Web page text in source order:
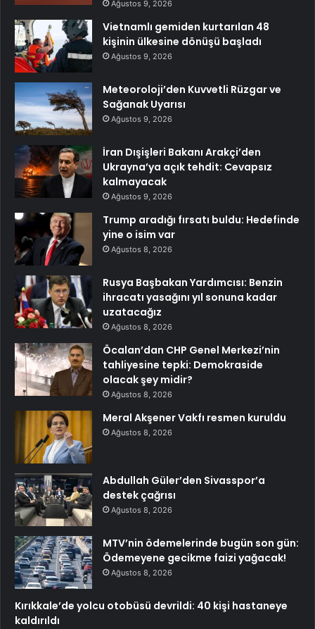
Ağustos 9, 2026
Vietnamlı gemiden kurtarılan 48
kişinin ülkesine dönüşü başladı
Ağustos 9, 2026
Meteoroloji’den Kuvvetli Rüzgar ve
Sağanak Uyarısı
Ağustos 9, 2026
İran Dışişleri Bakanı Arakçi’den
Ukrayna’ya açık tehdit: Cevapsız
kalmayacak
Ağustos 9, 2026
Trump aradığı fırsatı buldu: Hedefinde
yine o isim var
Ağustos 8, 2026
Rusya Başbakan Yardımcısı: Benzin
ihracatı yasağını yıl sonuna kadar
uzatacağız
Ağustos 8, 2026
Öcalan’dan CHP Genel Merkezi’nin
tahliyesine tepki: Demokraside
olacak şey midir?
Ağustos 8, 2026
Meral Akşener Vakfı resmen kuruldu
Ağustos 8, 2026
Abdullah Güler’den Sivasspor’a
destek çağrısı
Ağustos 8, 2026
MTV’nin ödemelerinde bugün son gün:
Ödemeyene gecikme faizi yağacak!
Ağustos 8, 2026
Kırıkkale’de yolcu otobüsü devrildi: 40 kişi hastaneye
kaldırıldı